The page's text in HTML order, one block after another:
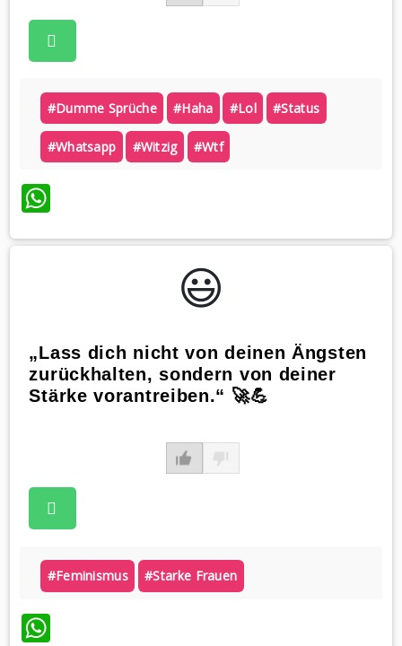
#dumme Sprüche #haha #lol #status
#whatsapp #witzig #wtf
WhatsApp
😃️
„Lass dich nicht von deinen Ängsten
zurückhalten, sondern von deiner
Stärke vorantreiben.“ 🚀💪
#feminismus #starke Frauen
WhatsApp